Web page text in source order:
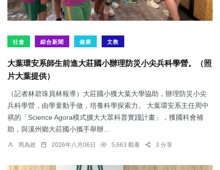
社會 綜合新聞 健康 文教
大葉環安系師生前進大莊國小辦理防災小尖兵科學營。（照
片大葉提供）
（記者林碧珠員林報導）大莊國小獲大葉大學協助，辦理防災小尖
兵科學營，由學童動手做，培養科學探索力。 大葉環安系主任周中
祺的「Science Agora模式擴大大眾科普實踐計畫」，獲國科會補
助，與溪州鄉大莊國小攜手舉辦...
周為政 2026年八月06日 5,663 觀看 3 分享